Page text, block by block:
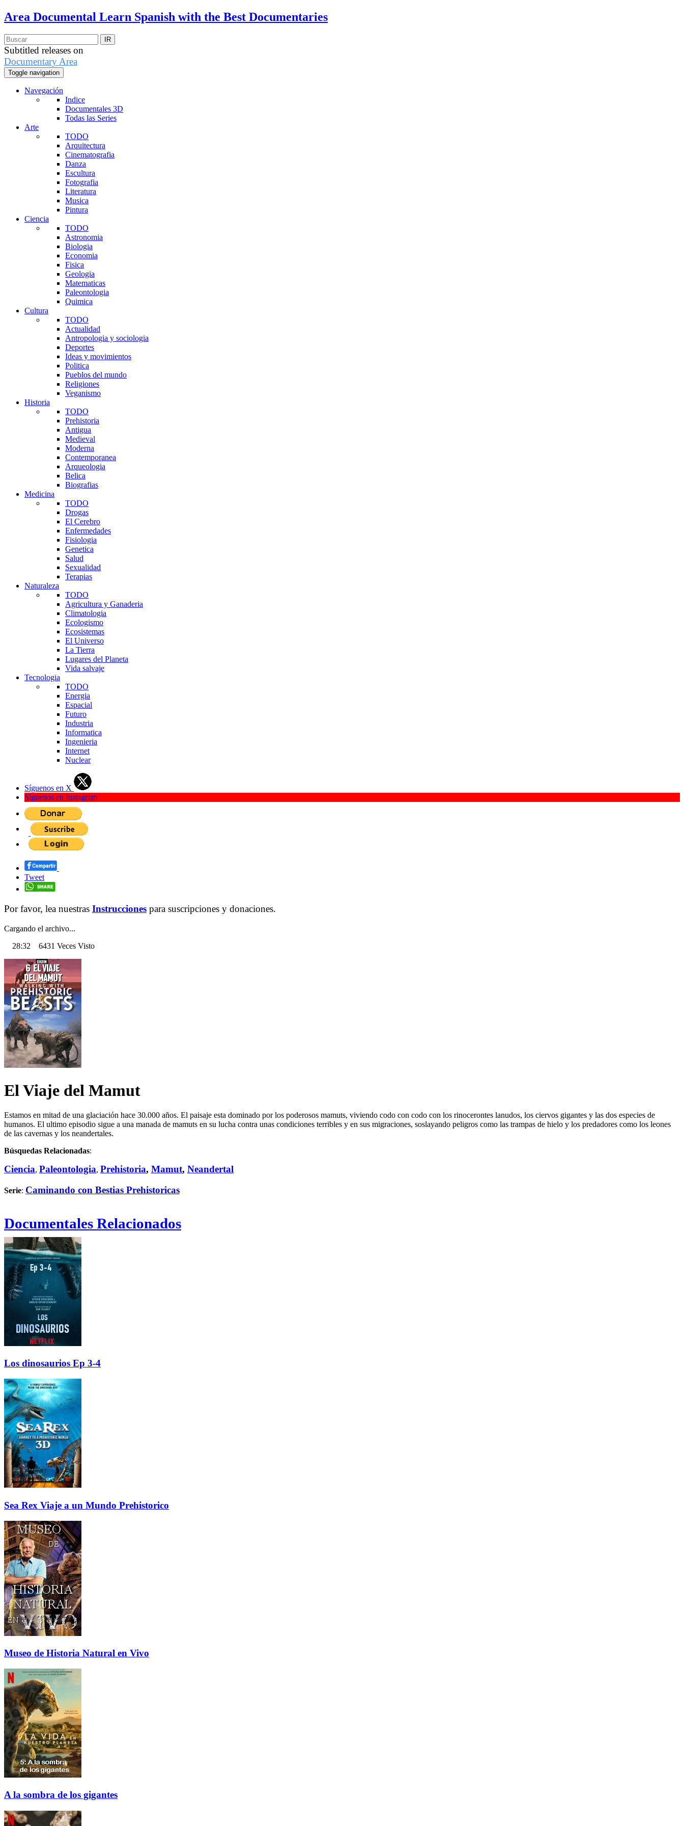
Area Documental Learn Spanish with the Best Documentaries
Subtitled releases on
Documentary Area
Toggle navigation
Navegación
Indice
Documentales 3D
Todas las Series
Arte
TODO
Arquitectura
Cinematografia
Danza
Escultura
Fotografia
Literatura
Musica
Pintura
Ciencia
TODO
Astronomia
Biologia
Economia
Fisica
Geologia
Matematicas
Paleontologia
Quimica
Cultura
TODO
Actualidad
Antropologia y sociologia
Deportes
Ideas y movimientos
Politica
Pueblos del mundo
Religiones
Veganismo
Historia
TODO
Prehistoria
Antigua
Medieval
Moderna
Contemporanea
Arqueologia
Belica
Biografias
Medicina
TODO
Drogas
El Cerebro
Enfermedades
Fisiologia
Genetica
Salud
Sexualidad
Terapias
Naturaleza
TODO
Agricultura y Ganaderia
Climatologia
Ecologismo
Ecosistemas
El Universo
La Tierra
Lugares del Planeta
Vida salvaje
Tecnologia
TODO
Energia
Espacial
Futuro
Industria
Informatica
Ingenieria
Internet
Nuclear
Síguenos en X
Síguenos en Instagram
Tweet
Por favor, lea nuestras Instrucciones para suscripciones y donaciones.
Cargando el archivo...
28:32 6431 Veces Visto
El Viaje del Mamut
Estamos en mitad de una glaciación hace 30.000 años. El paisaje esta dominado por los poderosos mamuts, viviendo codo con codo con los rinocerontes lanudos, los ciervos gigantes y las dos especies de
humanos. El ultimo episodio sigue a una manada de mamuts en su lucha contra unas condiciones terribles y en sus migraciones, soslayando peligros como las trampas de hielo y los predadores como los leones
de las cavernas y los neandertales.
Búsquedas Relacionadas:
Ciencia, Paleontologia, Prehistoria, Mamut, Neandertal
Serie: Caminando con Bestias Prehistoricas
Documentales Relacionados
Los dinosaurios Ep 3-4
Sea Rex Viaje a un Mundo Prehistorico
Museo de Historia Natural en Vivo
A la sombra de los gigantes